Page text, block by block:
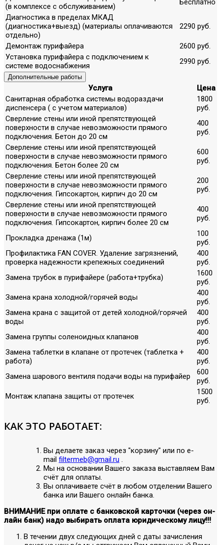
(в комплексе с обслуживанием)
Бесплатно
Диагностика в пределах МКАД
(диагностика+выезд) (материалы оплачиваются
отдельно)
2290 руб.
Демонтаж пурифайера
2600 руб.
Установка пурифайера с подключением к
системе водоснабжения
2990 руб.
Дополнительные работы
Услуга
Цена
Санитарная обработка системы водораздачи
диспенсера ( с учетом материалов)
1800
руб.
Сверление стены или иной препятствующей
поверхности в случае невозможности прямого
подключения. Бетон до 20 см
400
руб.
Сверление стены или иной препятствующей
поверхности в случае невозможности прямого
подключения. Бетон более 20 см
600
руб.
Сверление стены или иной препятствующей
поверхности в случае невозможности прямого
подключения. Гипсокартон, кирпич до 20 см
200
руб.
Сверление стены или иной препятствующей
поверхности в случае невозможности прямого
подключения. Гипсокартон, кирпич более 20 см
400
руб.
Прокладка дренажа (1м)
100
руб.
Профилактика FAN COVER. Удаление загрязнений,
проверка надежности крепежных соединений
400
руб.
Замена трубок в пурифайере (работа+трубка)
1600
руб.
Замена крана холодной/горячей воды
400
руб.
Замена крана с защитой от детей холодной/горячей
воды
400
руб.
Замена группы соленоидных клапанов
400
руб.
Замена таблетки в клапане от протечек (таблетка +
работа)
400
руб.
Замена шарового вентиля подачи воды на пурифайер
600
руб.
Монтаж клапана защиты от протечек
1500
руб.
КАК ЭТО РАБОТАЕТ:
Вы делаете заказ через "корзину" или по е-
mail filtermeb@gmail.ru .
Мы на основании Вашего заказа выставляем Вам
счёт для оплаты.
Вы оплачиваете счёт в любом отделении Вашего
банка или Вашего онлайн банка.
ВНИМАНИЕ при оплате с банковской карточки (через он-
лайн банк) надо выбирать оплата юридическому лицу!!!
В течении двух следующих дней с даты зачисления